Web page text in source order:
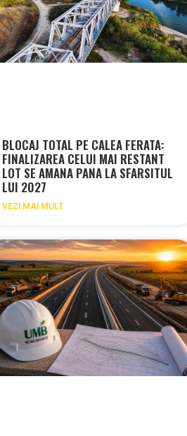
BLOCAJ TOTAL PE CALEA FERATA:
FINALIZAREA CELUI MAI RESTANT
LOT SE AMANA PANA LA SFARSITUL
LUI 2027
VEZI MAI MULT